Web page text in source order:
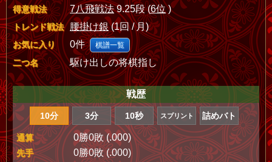
得意戦法 7八飛戦法9.25段 (6位)
トレンド戦法 腰掛け銀(1回 / 月)
お気に入り 0件 棋譜一覧
二つ名 駆け出しの将棋指し
戦歴
10分 3分 10秒 スプリント 詰めバト
通算 0勝0敗 (.000)
先手 0勝0敗 (.000)